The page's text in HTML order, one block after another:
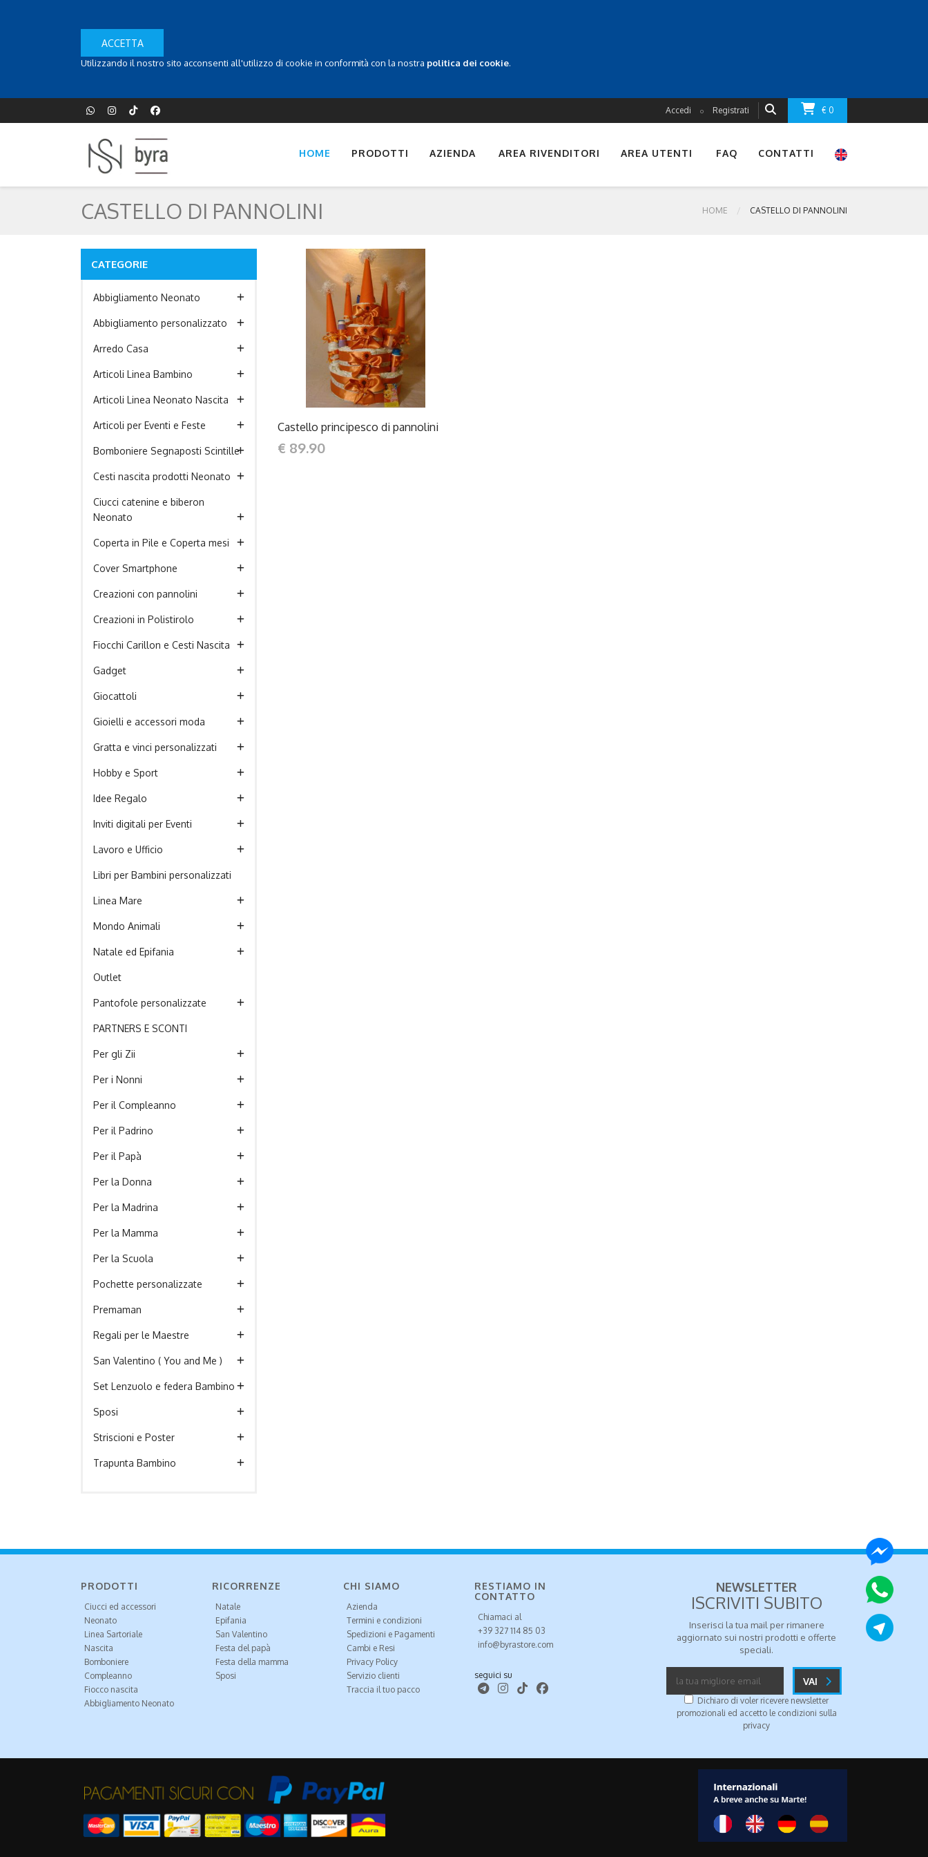
ACCETTA
Utilizzando il nostro sito acconsenti all'utilizzo di cookie in conformità con la nostra politica dei cookie.
Accedi o Registrati € 0
HOME PRODOTTI AZIENDA AREA RIVENDITORI AREA UTENTI FAQ CONTATTI
CASTELLO DI PANNOLINI HOME CASTELLO DI PANNOLINI
CATEGORIE
Abbigliamento Neonato
Abbigliamento personalizzato
Arredo Casa
Articoli Linea Bambino
Articoli Linea Neonato Nascita
Articoli per Eventi e Feste
Bomboniere Segnaposti Scintille
Cesti nascita prodotti Neonato
Ciucci catenine e biberon
Neonato
Coperta in Pile e Coperta mesi
Cover Smartphone
Creazioni con pannolini
Creazioni in Polistirolo
Fiocchi Carillon e Cesti Nascita
Gadget
Giocattoli
Gioielli e accessori moda
Gratta e vinci personalizzati
Hobby e Sport
Idee Regalo
Inviti digitali per Eventi
Lavoro e Ufficio
Libri per Bambini personalizzati
Linea Mare
Mondo Animali
Natale ed Epifania
Outlet
Pantofole personalizzate
PARTNERS E SCONTI
Per gli Zii
Per i Nonni
Per il Compleanno
Per il Padrino
Per il Papà
Per la Donna
Per la Madrina
Per la Mamma
Per la Scuola
Pochette personalizzate
Premaman
Regali per le Maestre
San Valentino ( You and Me )
Set Lenzuolo e federa Bambino
Sposi
Striscioni e Poster
Trapunta Bambino
DETTAGLI
Castello principesco di pannolini
€ 89.90
PRODOTTI
Ciucci ed accessori
Neonato
Linea Sartoriale
Nascita
Bomboniere
Compleanno
Fiocco nascita
Abbigliamento Neonato
RICORRENZE
Natale
Epifania
San Valentino
Festa del papà
Festa della mamma
Sposi
CHI SIAMO
Azienda
Termini e condizioni
Spedizioni e Pagamenti
Cambi e Resi
Privacy Policy
Servizio clienti
Traccia il tuo pacco
RESTIAMO IN
CONTATTO
Chiamaci al
+39 327 114 85 03
info@byrastore.com
seguici su
NEWSLETTER
ISCRIVITI SUBITO
Inserisci la tua mail per rimanere
aggiornato sui nostri prodotti e offerte
speciali.
VAI
Dichiaro di voler ricevere newsletter
promozionali ed accetto le condizioni sulla
privacy